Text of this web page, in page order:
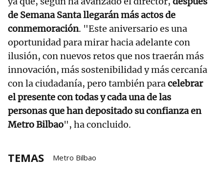
de Semana Santa llegarán más actos de
conmemoración. "Este aniversario es una
oportunidad para mirar hacia adelante con
ilusión, con nuevos retos que nos traerán más
innovación, más sostenibilidad y más cercanía
con la ciudadanía, pero también paracelebrar
el presente con todas y cada una de las
personas que han depositado su confianza en
Metro Bilbao", ha concluido.
TEMAS Metro Bilbao